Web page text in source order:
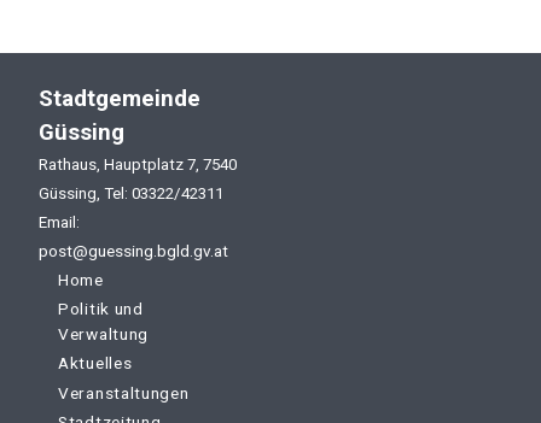
Stadtgemeinde
Güssing
Rathaus, Hauptplatz 7, 7540
Güssing, Tel: 03322/42311
Email:
post@guessing.bgld.gv.at
Home
Politik und
Verwaltung
Aktuelles
Veranstaltungen